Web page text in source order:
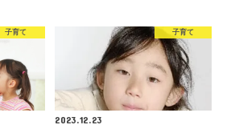
子育て 子育て
2023.12.23